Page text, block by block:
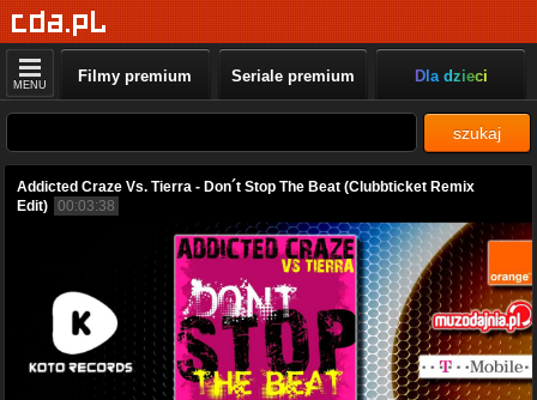
MENU Filmy premium Seriale premium Dla dzieci
szukaj
Addicted Craze Vs. Tierra - Don´t Stop The Beat (Clubbticket Remix
Edit) 00:03:38